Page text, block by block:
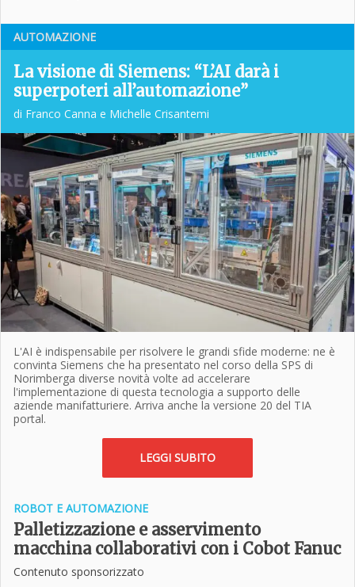
AUTOMAZIONE
La visione di Siemens: “L’AI darà i
superpoteri all’automazione”
di Franco Canna e Michelle Crisantemi
L'AI è indispensabile per risolvere le grandi sfide moderne: ne è
convinta Siemens che ha presentato nel corso della SPS di
Norimberga diverse novità volte ad accelerare
l'implementazione di questa tecnologia a supporto delle
aziende manifatturiere. Arriva anche la versione 20 del TIA
portal.
LEGGI SUBITO
ROBOT E AUTOMAZIONE
Palletizzazione e asservimento
macchina collaborativi con i Cobot Fanuc
Contenuto sponsorizzato